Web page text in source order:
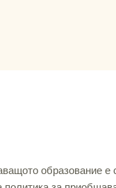
образование